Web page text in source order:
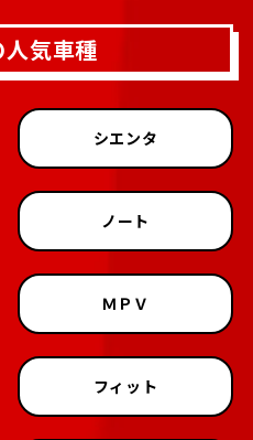
気車種
シエンタ
ノート
ＭＰＶ
フィット